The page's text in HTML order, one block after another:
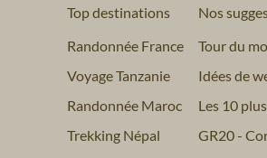
Top destinations
Randonnée France
Voyage Tanzanie
Randonnée Maroc
Trekking Népal
Nos
Tour du
Idées de
Les 10
GR20 -